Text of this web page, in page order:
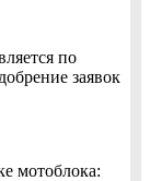
по
заявок
мотоблока: